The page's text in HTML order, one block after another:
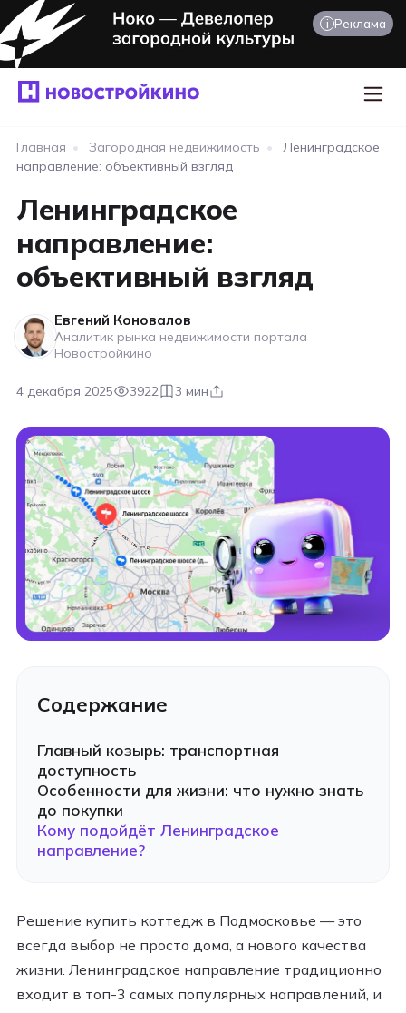
i Реклама
Главная • Загородная недвижимость •
Ленинградское
направление: объективный взгляд
Ленинградское
направление:
объективный взгляд
Евгений Коновалов
Аналитик рынка недвижимости портала
Новостройкино
4 декабря 2025 3922 3 мин
Содержание
Главный козырь: транспортная
доступность
Особенности для жизни: что нужно знать
до покупки
Кому подойдёт Ленинградское
направление?
Решение купить коттедж в Подмосковье — это
всегда выбор не просто дома, а нового качества
жизни. Ленинградское направление традиционно
входит в топ-3 самых популярных направлений, и